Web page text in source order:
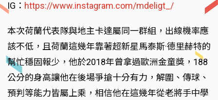
IG： https://www.instagram.com/mdeligt_/
本次荷蘭代表隊與地主卡達屬同一群組，出線機率應
該不低，且荷蘭這幾年靠著超新星馬泰斯·德里赫特的
幫忙穩固報少，他於2018年曾拿過歐洲金童獎，188
公分的身高讓他在後場爭搶十分有力，解圍、傳球、
預判等能力皆屬上乘，相信他在這幾年從老將手中學